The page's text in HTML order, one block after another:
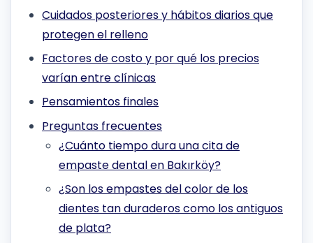
Cuidados posteriores y hábitos diarios que
protegen el relleno
Factores de costo y por qué los precios
varían entre clínicas
Pensamientos finales
Preguntas frecuentes
¿Cuánto tiempo dura una cita de
empaste dental en Bakırköy?
¿Son los empastes del color de los
dientes tan duraderos como los antiguos
de plata?